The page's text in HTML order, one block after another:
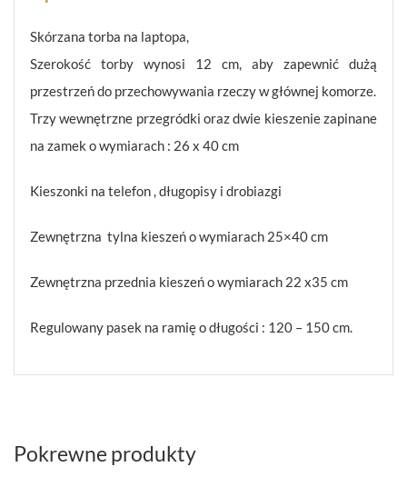
Skórzana torba na laptopa,
Szerokość torby wynosi 12 cm, aby zapewnić dużą
przestrzeń do przechowywania rzeczy w głównej komorze.
Trzy wewnętrzne przegródki oraz dwie kieszenie zapinane
na zamek o wymiarach : 26 x 40 cm
Kieszonki na telefon , długopisy i drobiazgi
Zewnętrzna tylna kieszeń o wymiarach 25×40 cm
Zewnętrzna przednia kieszeń o wymiarach 22 x35 cm
Regulowany pasek na ramię o długości : 120 – 150 cm.
Pokrewne produkty